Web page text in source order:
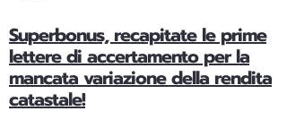
Superbonus, recapitate le prime
lettere di accertamento per la
mancata variazione della rendita
catastale!